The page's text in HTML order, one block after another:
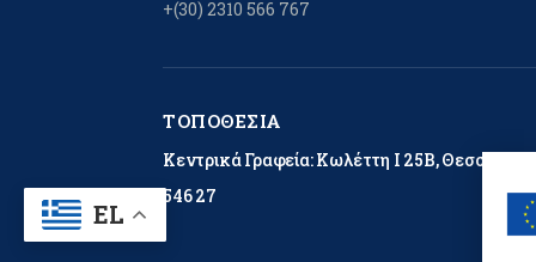
+(30) 2310 566 767
ΤΟΠΟΘΕΣΊΑ
Κεντρικά Γραφεία: Κωλέττη Ι 25Β,
546 27
EL